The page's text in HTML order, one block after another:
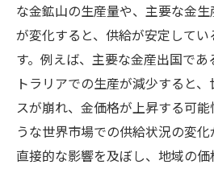
な金鉱山の生産量や、主要な金
が変化すると、供給が安定して
す。例えば、主要な金産出国で
トラリアでの生産が減少すると
スが崩れ、金価格が上昇する可
うな世界市場での供給状況の変
直接的な影響を及ぼし、地域の